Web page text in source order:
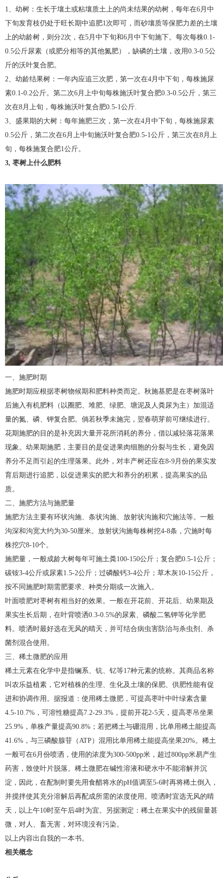
1、幼树：生长于壤土或粘壤质土上的尚未结果的幼树，每年在6月中
下旬发育枝仍处于旺长期中追肥1次即可，而砂壤质等保肥力差的土壤
上的幼龄树，则分2次，在5月中下旬和6月中下旬施下。每次每株0.1-
0.5公斤尿素（或肥分相等的其他氮肥），缺磷的土壤，改用0.3-0.5公
斤的沃叶复合肥。
2、幼龄结果树：一年内应追三次肥，第一次在4月中下旬，每株施尿
素0.1-0.2公斤。第二次6月上中旬每株施沃叶复合肥0.3-0.5公斤，第三
次在8月上旬，每株施沃叶复合肥0.5-1公斤.
3、盛果期的大树：每年施肥三次，第一次在4月中下旬，每株施尿素
0.5公斤，第二次在6月上中旬施沃叶复合肥0.5-1公斤，第三次在8月上
旬，每株施复合肥1公斤。
3, 枣树上什么肥料
一、施肥时期
施肥时期应根据枣树物候期和肥料种类而定。秋施基肥是在枣树落叶
后施入有机肥料（以圈肥、堆肥、绿肥、塘泥及人粪尿为主）加混适
量的氮、磷、钾复合肥。倘若秋季未施完，翌春萌芽前可继续进行。
花期施肥的目的是补充因大量开花所消耗的养分，借以减轻落花落果
现象。幼果期施肥，主要目的是促进果肉细胞的分裂与生长，避免因
养分不足而引起的生理落果。此外，对丰产树还应在8-9月份的果实发
育后期进行追肥，以促进果实的肥大和养分的积累，提高果实的品
质。
二、施肥方法与施肥量
施肥方法主要有环状沟施、条状沟施、放射状沟施和穴施法等。一般
沟深和沟宽大约为30-50厘米。放射状沟施每株树挖4-8条，穴施时每
株挖穴8-10个。
施肥量，一般成龄大树每年可施土粪100-150公斤；复合肥0.5-1公斤；
碳铵3-4公斤或尿素1.5-2公斤；过磷酸钙3-4公斤；草木灰10-15公斤，
按不同施肥时期需肥要求、种类分期或一次施入。
叶面喷肥对枣树有相当好的效果。一般在开花前、开花后、幼果期及
果实生长后期，在叶背喷洒0.3-0.5%的尿素、磷酸二氢钾等化学肥
料。喷洒时最好选在无风的晴天，并可结合病虫害防治与杀虫剂、杀
菌剂混合使用。
三、稀土微肥的应用
稀土元素在化学中是指镧系、钪、钇等17种元素的统称。其商品名称
叫农乐益植素，它对植株的生理、生化及土壤的保肥、供肥性能有促
进和协调作用。据报道：使用稀土微肥，可提高枣叶中叶绿素含量
4.5-10.7%，可溶性糖提高7.2-29.3%，提前开花2-5天，提高枣吊坐果
25.9%，单株产量提高90.8%；若把稀土与硼混用，比单用稀土能提高
41.6%，与三磷酸腺苷（ATP）混用比单用稀土能提高坐果20%。稀土
一般可在6月份喷洒，使用的浓度为300-500pp米，超过800pp米易产生
药害，致使叶片脱落。稀土微肥在碱性溶液和硬水中不能溶解并沉
淀，因此，在配制时要先用食醋将水的pH值调至5-6时再将稀土倒入，
并搅拌使其充分溶解后再配成所需的浓度使用。喷洒时宜选无风的晴
天，以上午10时至午后4时为宜。另据测定：稀土在果实中的残留量甚
微，对人、畜无害，对环境没有污染。
以上内容出自我的一本书。
相关概念